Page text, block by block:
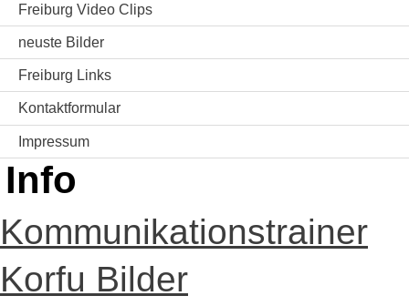
Freiburg Video Clips
neuste Bilder
Freiburg Links
Kontaktformular
Impressum
Info
Kommunikationstrainer
Korfu Bilder